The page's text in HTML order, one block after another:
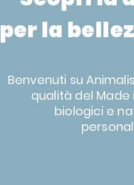
per la
Benvenuti su
qualità del
biologici e